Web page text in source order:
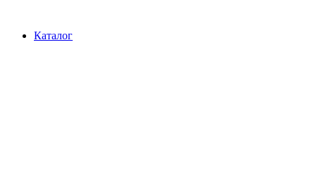
содержимому
Каталог